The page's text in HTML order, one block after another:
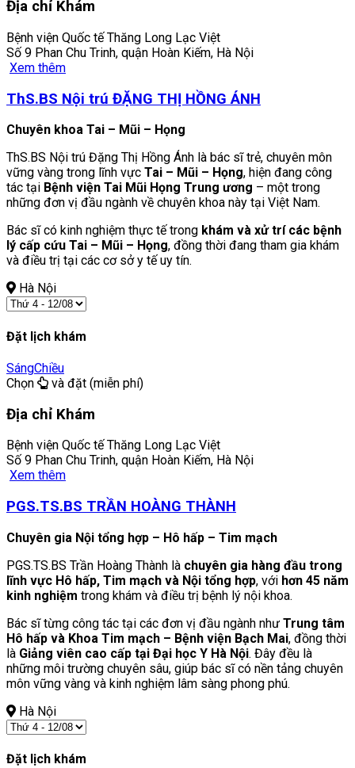
Địa chỉ Khám
Bệnh viện Quốc tế Thăng Long Lạc Việt
Số 9 Phan Chu Trinh, quận Hoàn Kiếm, Hà Nội
Xem thêm
ThS.BS Nội trú ĐẶNG THỊ HỒNG ÁNH
Chuyên khoa Tai – Mũi – Họng
ThS.BS Nội trú Đặng Thị Hồng Ánh là bác sĩ trẻ, chuyên môn
vững vàng trong lĩnh vực Tai – Mũi – Họng, hiện đang công
tác tại Bệnh viện Tai Mũi Họng Trung ương – một trong
những đơn vị đầu ngành về chuyên khoa này tại Việt Nam.
Bác sĩ có kinh nghiệm thực tế trong khám và xử trí các bệnh
lý cấp cứu Tai – Mũi – Họng, đồng thời đang tham gia khám
và điều trị tại các cơ sở y tế uy tín.
Hà Nội
Đặt lịch khám
SángChiều
Chọn
và đặt (miễn phí)
Địa chỉ Khám
Bệnh viện Quốc tế Thăng Long Lạc Việt
Số 9 Phan Chu Trinh, quận Hoàn Kiếm, Hà Nội
Xem thêm
PGS.TS.BS TRẦN HOÀNG THÀNH
Chuyên gia Nội tổng hợp – Hô hấp – Tim mạch
PGS.TS.BS Trần Hoàng Thành là chuyên gia hàng đầu trong
lĩnh vực Hô hấp, Tim mạch và Nội tổng hợp, với hơn 45 năm
kinh nghiệm trong khám và điều trị bệnh lý nội khoa.
Bác sĩ từng công tác tại các đơn vị đầu ngành như Trung tâm
Hô hấp và Khoa Tim mạch – Bệnh viện Bạch Mai, đồng thời
là Giảng viên cao cấp tại Đại học Y Hà Nội. Đây đều là
những môi trường chuyên sâu, giúp bác sĩ có nền tảng chuyên
môn vững vàng và kinh nghiệm lâm sàng phong phú.
Hà Nội
Đặt lịch khám